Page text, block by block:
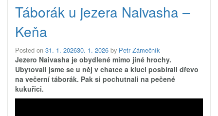
Táborák u jezera Naivasha –
Keňa
Posted on 31. 1. 202630. 1. 2026 by Petr Zámečník
Jezero Naivasha je obydlené mimo jiné hrochy.
Ubytovali jsme se u něj v chatce a kluci posbírali dřevo
na večerní táborák. Pak si pochutnali na pečené
kukuřici.